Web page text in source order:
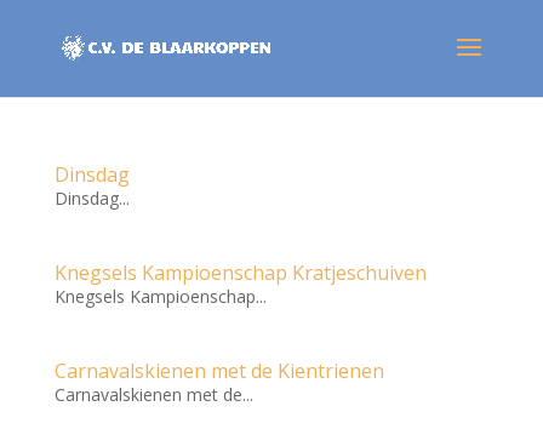
Dinsdag
Dinsdag...
Knegsels Kampioenschap Kratjeschuiven
Knegsels Kampioenschap...
Carnavalskienen met de Kientrienen
Carnavalskienen met de...